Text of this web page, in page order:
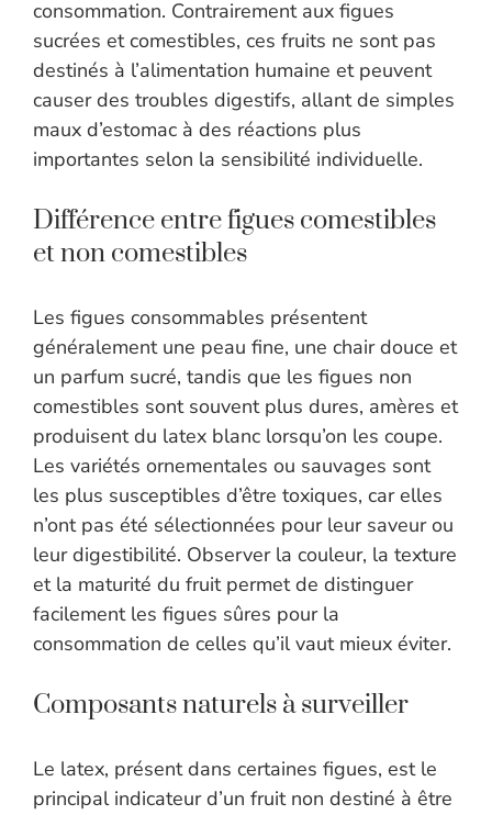
consommation. Contrairement aux figues
sucrées et comestibles, ces fruits ne sont pas
destinés à l’alimentation humaine et peuvent
causer des troubles digestifs, allant de simples
maux d’estomac à des réactions plus
importantes selon la sensibilité individuelle.
Différence entre figues comestibles
et non comestibles
Les figues consommables présentent
généralement une peau fine, une chair douce et
un parfum sucré, tandis que les figues non
comestibles sont souvent plus dures, amères et
produisent du latex blanc lorsqu’on les coupe.
Les variétés ornementales ou sauvages sont
les plus susceptibles d’être toxiques, car elles
n’ont pas été sélectionnées pour leur saveur ou
leur digestibilité. Observer la couleur, la texture
et la maturité du fruit permet de distinguer
facilement les figues sûres pour la
consommation de celles qu’il vaut mieux éviter.
Composants naturels à surveiller
Le latex, présent dans certaines figues, est le
principal indicateur d’un fruit non destiné à être